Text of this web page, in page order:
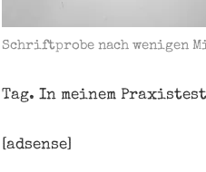
Schriftprobe nach wenigen
Tag. In meinem
[adsense]